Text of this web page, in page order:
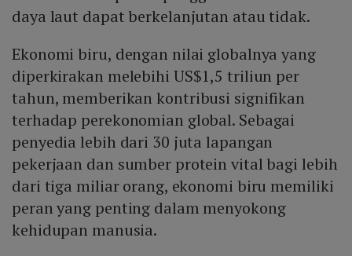
daya laut dapat berkelanjutan atau tidak.
Ekonomi biru, dengan nilai globalnya yang
diperkirakan melebihi US$1,5 triliun per
tahun, memberikan kontribusi signifikan
terhadap perekonomian global. Sebagai
penyedia lebih dari 30 juta lapangan
pekerjaan dan sumber protein vital bagi lebih
dari tiga miliar orang, ekonomi biru memiliki
peran yang penting dalam menyokong
kehidupan manusia.